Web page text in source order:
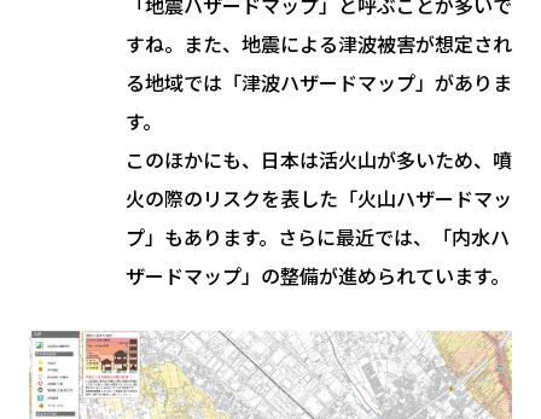
すね。また、地震による津波被害が想定され
る地域では「津波ハザードマップ」がありま
す。
このほかにも、日本は活火山が多いため、噴
火の際のリスクを表した「火山ハザードマッ
プ」もあります。さらに最近では、「内水ハ
ザードマップ」の整備が進められています。